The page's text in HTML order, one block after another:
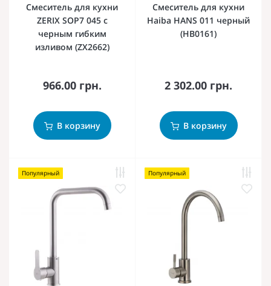
Смеситель для кухни
ZERIX SOP7 045 с
черным гибким
изливом (ZX2662)
966.00 грн.
В корзину
Смеситель для кухни
Haiba HANS 011 черный
(HB0161)
2 302.00 грн.
В корзину
Популярный Популярный